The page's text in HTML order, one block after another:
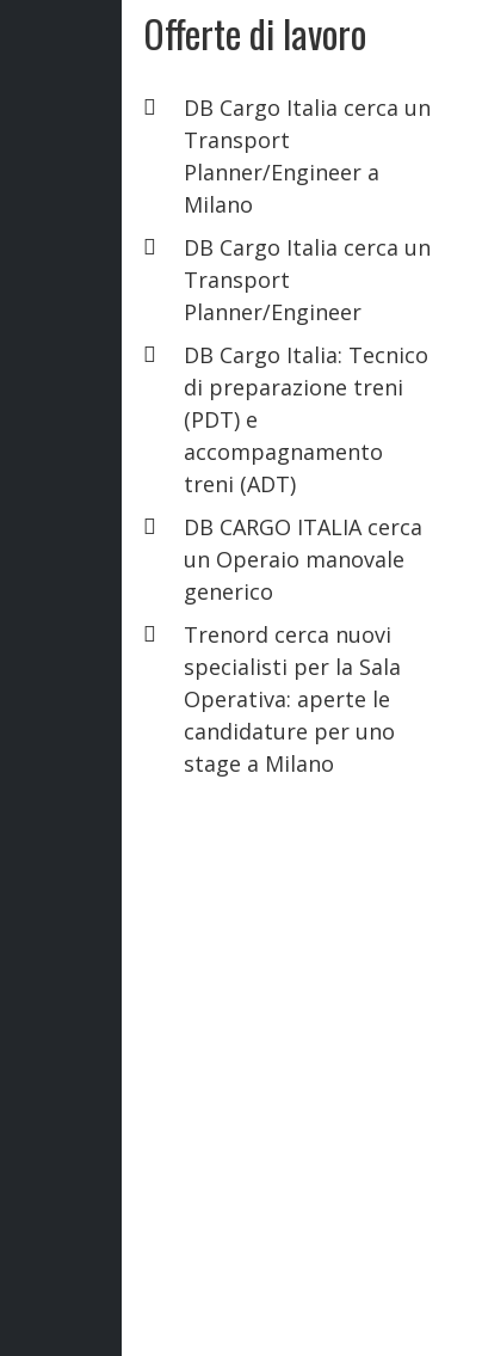
Offerte di lavoro
DB Cargo Italia cerca un
Transport
Planner/Engineer a
Milano
DB Cargo Italia cerca un
Transport
Planner/Engineer
DB Cargo Italia: Tecnico
di preparazione treni
(PDT) e
accompagnamento
treni (ADT)
DB CARGO ITALIA cerca
un Operaio manovale
generico
Trenord cerca nuovi
specialisti per la Sala
Operativa: aperte le
candidature per uno
stage a Milano